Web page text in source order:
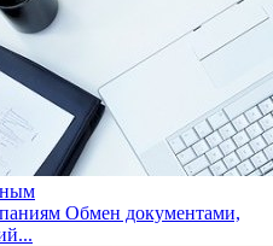
Обмен документами,